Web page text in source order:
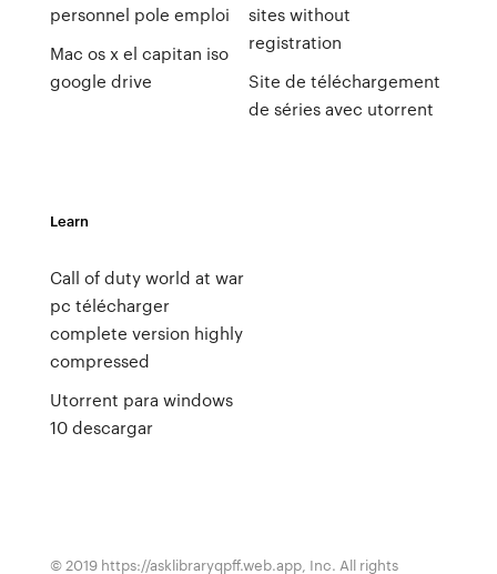
personnel pole emploi
Mac os x el capitan iso
google drive
sites without
registration
Site de téléchargement
de séries avec utorrent
Learn
Call of duty world at war
pc télécharger
complete version highly
compressed
Utorrent para windows
10 descargar
© 2019 https://asklibraryqpff.web.app, Inc. All rights